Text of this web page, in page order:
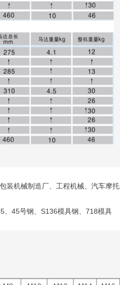
装机械制造厂、工程机械、汽车摩托
、 45号钢、 S136模具钢、 718模具